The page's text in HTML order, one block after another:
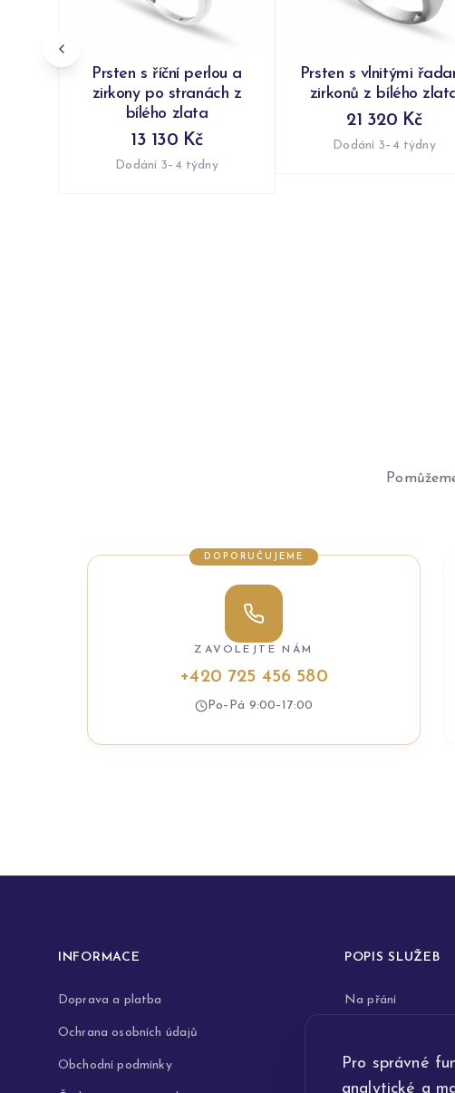
Pro správné
analytické a
Prsten s říční perlou a
zirkony po stranách z
bílého zlata
13 130 Kč
Dodání 3–4 týdny
Prsten s vlnitými
zirkonů z bílého
21 320 Kč
Dodání 3–4 týdny
DOPORUČUJEME
ZAVOLEJTE NÁM
+420 725 456 580
Po–Pá 9:00–17:00
INFORMACE
Doprava a platba
Ochrana osobních údajů
Obchodní podmínky
POPIS SLUŽEB
Na přání
Opravy a